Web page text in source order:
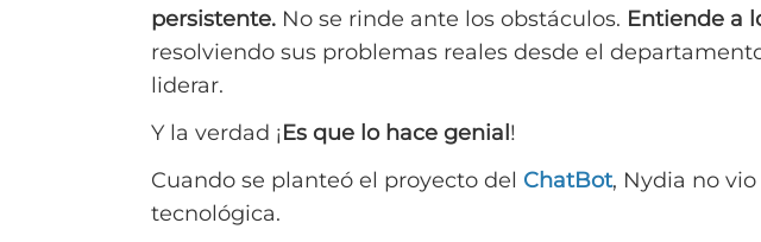
persistente. No se rinde ante los obstáculos. Entiende a
resolviendo sus problemas reales desde el
liderar.
Y la verdad ¡Es que lo hace genial !
Cuando se planteó el proyecto del ChatBot, Nydia no
tecnológica.